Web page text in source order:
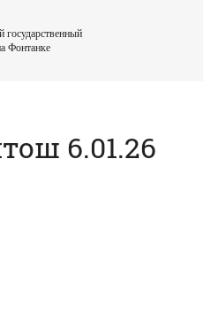
государственный
Фонтанке
6.01.26